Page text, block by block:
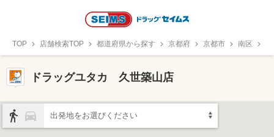
TOP 店舗検索TOP 都道府県から探す 京都府 京都市 南区
ドラッグユタカ 久世築山店
出発地をお選びください